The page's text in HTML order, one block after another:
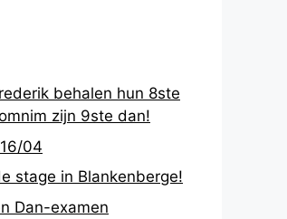
behalen hun 8ste
zijn 9ste dan!
04
stage in Blankenberge!
Dan-examen